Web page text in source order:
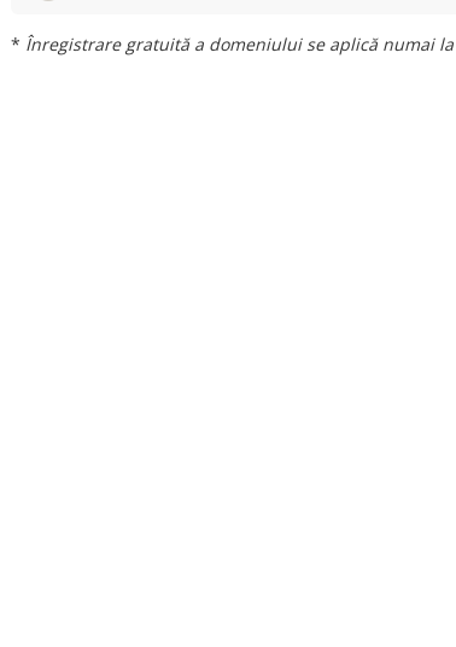
* Înregistrare gratuită a domeniului se aplică numai